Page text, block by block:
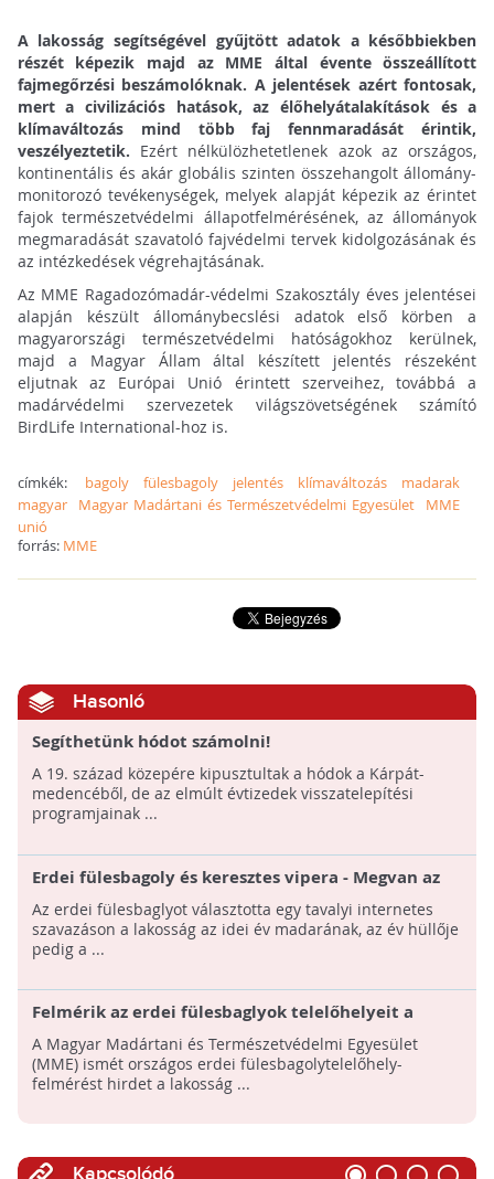
A lakosság segítségével gyűjtött adatok a későbbiekben
részét képezik majd az MME által évente összeállított
fajmegőrzési beszámolóknak. A jelentések azért fontosak,
mert a civilizációs hatások, az élőhelyátalakítások és a
klímaváltozás mind több faj fennmaradását érintik,
veszélyeztetik. Ezért nélkülözhetetlenek azok az országos,
kontinentális és akár globális szinten összehangolt állomány-
monitorozó tevékenységek, melyek alapját képezik az érintet
fajok természetvédelmi állapotfelmérésének, az állományok
megmaradását szavatoló fajvédelmi tervek kidolgozásának és
az intézkedések végrehajtásának.
Az MME Ragadozómadár-védelmi Szakosztály éves jelentései
alapján készült állománybecslési adatok első körben a
magyarországi természetvédelmi hatóságokhoz kerülnek,
majd a Magyar Állam által készített jelentés részeként
eljutnak az Európai Unió érintett szerveihez, továbbá a
madárvédelmi szervezetek világszövetségének számító
BirdLife International-hoz is.
címkék: bagoly fülesbagoly jelentés klímaváltozás
madarak
magyar
Magyar Madártani és Természetvédelmi Egyesület
MME
unió
forrás: MME
Hasonló
Segíthetünk hódot számolni!
A 19. század közepére kipusztultak a hódok a Kárpát-
medencéből, de az elmúlt évtizedek visszatelepítési
programjainak ...
Erdei fülesbagoly és keresztes vipera - Megvan az
év madara és hüllője
Az erdei fülesbaglyot választotta egy tavalyi internetes
szavazáson a lakosság az idei év madarának, az év hüllője
pedig a ...
Felmérik az erdei fülesbaglyok telelőhelyeit a
hétvégén
A Magyar Madártani és Természetvédelmi Egyesület
(MME) ismét országos erdei fülesbagolytelelőhely-
felmérést hirdet a lakosság ...
Kapcsolódó